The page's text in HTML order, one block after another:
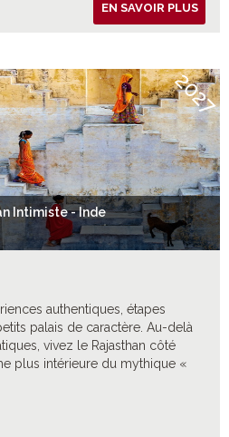
EN SAVOIR PLUS
Intimiste - Inde
authentiques, étapes
palais de caractère. Au-delà
vivez le Rajasthan côté
plus intérieure du mythique «
2027